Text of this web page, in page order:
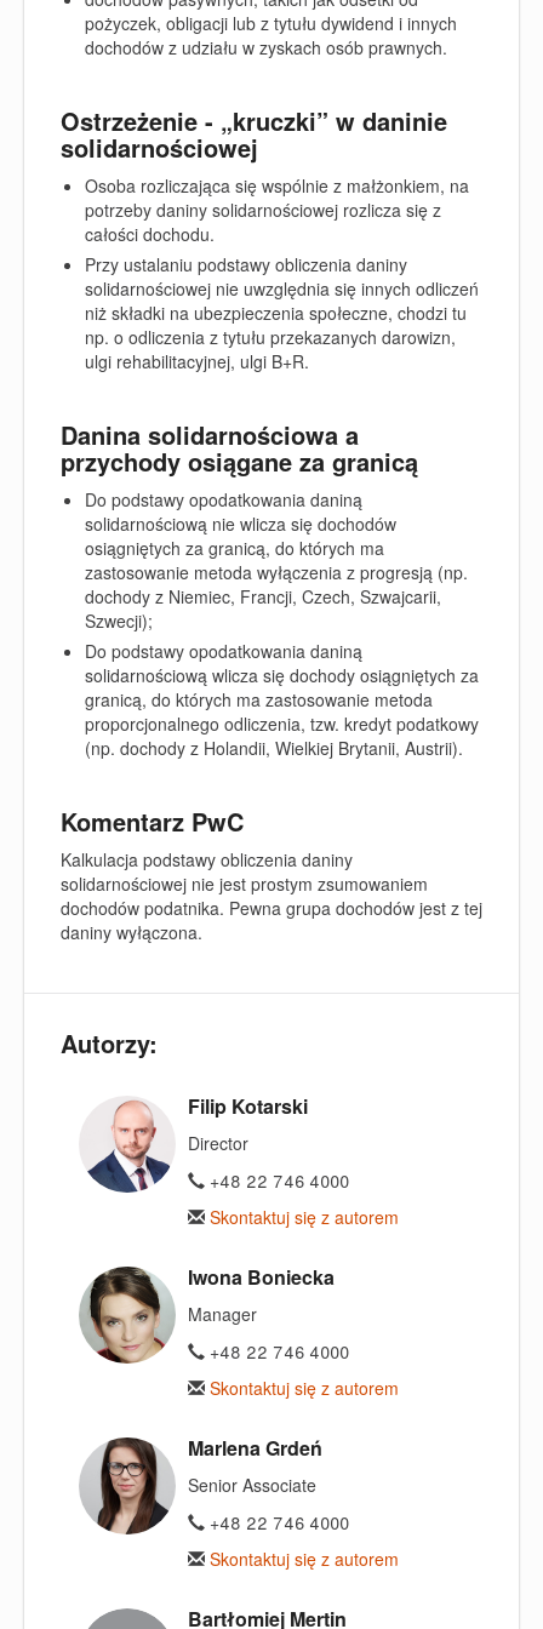
pożyczek, obligacji lub z tytułu dywidend i innych
dochodów z udziału w zyskach osób prawnych.
Ostrzeżenie - „kruczki” w daninie
solidarnościowej
Osoba rozliczająca się wspólnie z małżonkiem, na
potrzeby daniny solidarnościowej rozlicza się z
całości dochodu.
Przy ustalaniu podstawy obliczenia daniny
solidarnościowej nie uwzględnia się innych odliczeń
niż składki na ubezpieczenia społeczne, chodzi tu
np. o odliczenia z tytułu przekazanych darowizn,
ulgi rehabilitacyjnej, ulgi B+R.
Danina solidarnościowa a
przychody osiągane za granicą
Do podstawy opodatkowania daniną
solidarnościową nie wlicza się dochodów
osiągniętych za granicą, do których ma
zastosowanie metoda wyłączenia z progresją (np.
dochody z Niemiec, Francji, Czech, Szwajcarii,
Szwecji);
Do podstawy opodatkowania daniną
solidarnościową wlicza się dochody osiągniętych za
granicą, do których ma zastosowanie metoda
proporcjonalnego odliczenia, tzw. kredyt podatkowy
(np. dochody z Holandii, Wielkiej Brytanii, Austrii).
Komentarz PwC
Kalkulacja podstawy obliczenia daniny
solidarnościowej nie jest prostym zsumowaniem
dochodów podatnika. Pewna grupa dochodów jest z tej
daniny wyłączona.
Autorzy:
Filip Kotarski
Director
+48 22 746 4000
Skontaktuj się z autorem
Iwona Boniecka
Manager
+48 22 746 4000
Skontaktuj się z autorem
Marlena Grdeń
Senior Associate
+48 22 746 4000
Skontaktuj się z autorem
Bartłomiej Mertin